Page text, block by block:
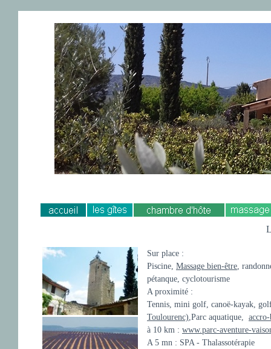
Sur place :
Piscine, Massage bien-être ,
pétanque, cyclotourisme
A proximité :
Tennis, mini golf, canoë-kayak,
Toulourenc) ,Parc aquatique,
à 10 km : www.parc-aventure-
A 5 mn : SPA - Thalassotérapie